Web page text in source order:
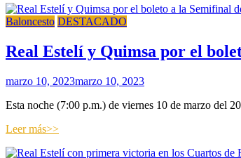
Baloncesto DESTACADO
Real Estelí y Quimsa por el
marzo 10, 2023marzo 10, 2023
Esta noche (7:00 p.m.) de viernes 10 de marzo del
Leer más>>